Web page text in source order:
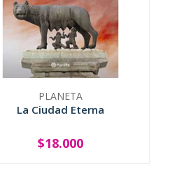
PLANETA
La Ciudad Eterna
+
$18.000